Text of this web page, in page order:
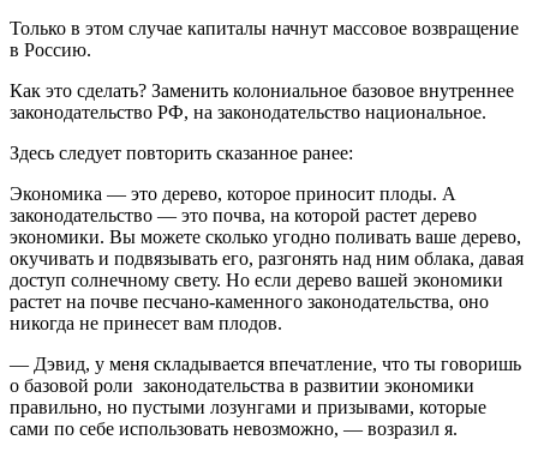
Только в этом случае капиталы начнут массовое возвращение
в Россию.
Как это сделать? Заменить колониальное базовое внутреннее
законодательство РФ, на законодательство национальное.
Здесь следует повторить сказанное ранее:
Экономика — это дерево, которое приносит плоды. А
законодательство — это почва, на которой растет дерево
экономики. Вы можете сколько угодно поливать ваше дерево,
окучивать и подвязывать его, разгонять над ним облака, давая
доступ солнечному свету. Но если дерево вашей экономики
растет на почве песчано-каменного законодательства, оно
никогда не принесет вам плодов.
— Дэвид, у меня складывается впечатление, что ты говоришь
о базовой роли законодательства в развитии экономики
правильно, но пустыми лозунгами и призывами, которые
сами по себе использовать невозможно, — возразил я.